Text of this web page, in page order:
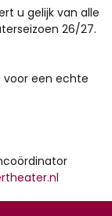
u gelijk van alle
26/27.
voor een echte